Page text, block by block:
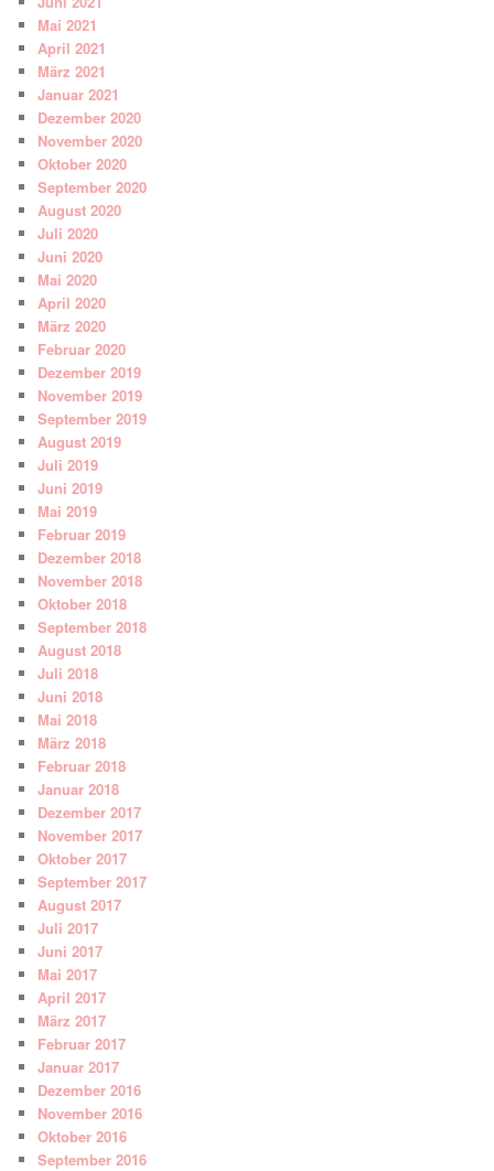
Mai 2021
April 2021
März 2021
Januar 2021
Dezember 2020
November 2020
Oktober 2020
September 2020
August 2020
Juli 2020
Juni 2020
Mai 2020
April 2020
März 2020
Februar 2020
Dezember 2019
November 2019
September 2019
August 2019
Juli 2019
Juni 2019
Mai 2019
Februar 2019
Dezember 2018
November 2018
Oktober 2018
September 2018
August 2018
Juli 2018
Juni 2018
Mai 2018
März 2018
Februar 2018
Januar 2018
Dezember 2017
November 2017
Oktober 2017
September 2017
August 2017
Juli 2017
Juni 2017
Mai 2017
April 2017
März 2017
Februar 2017
Januar 2017
Dezember 2016
November 2016
Oktober 2016
September 2016